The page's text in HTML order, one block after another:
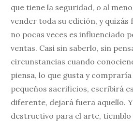
que tiene la seguridad, o al
vender toda su edición, y quizás
no pocas veces es influenciado
ventas. Casi sin saberlo, sin
circunstancias cuando
piensa, lo que gusta y
pequeños sacrificios, escribirá
diferente, dejará fuera aquello.
destructivo para el arte, tiemblo